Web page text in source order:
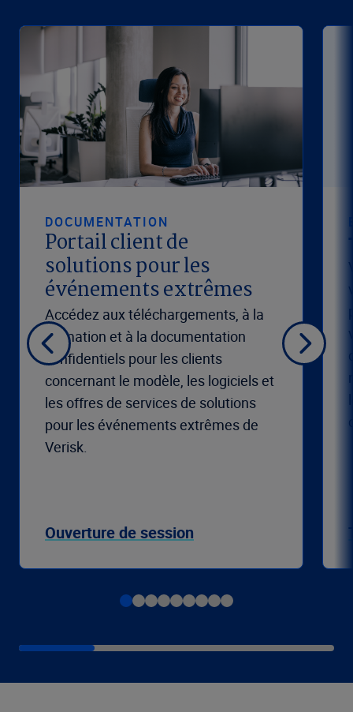
DOCUMENTATION
Portail client de
solutions pour les
événements extrêmes
Accédez aux téléchargements, à la
formation et à la documentation
confidentiels pour les clients
concernant le modèle, les logiciels et
les offres de services de solutions
pour les événements extrêmes de
Verisk.
Ouverture de session